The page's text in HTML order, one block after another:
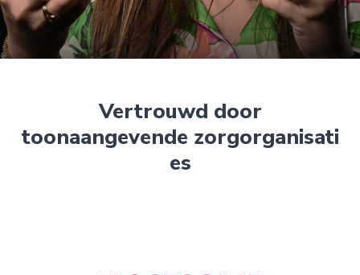
Vertrouwd door
toonaangevende zorgorganisati
es